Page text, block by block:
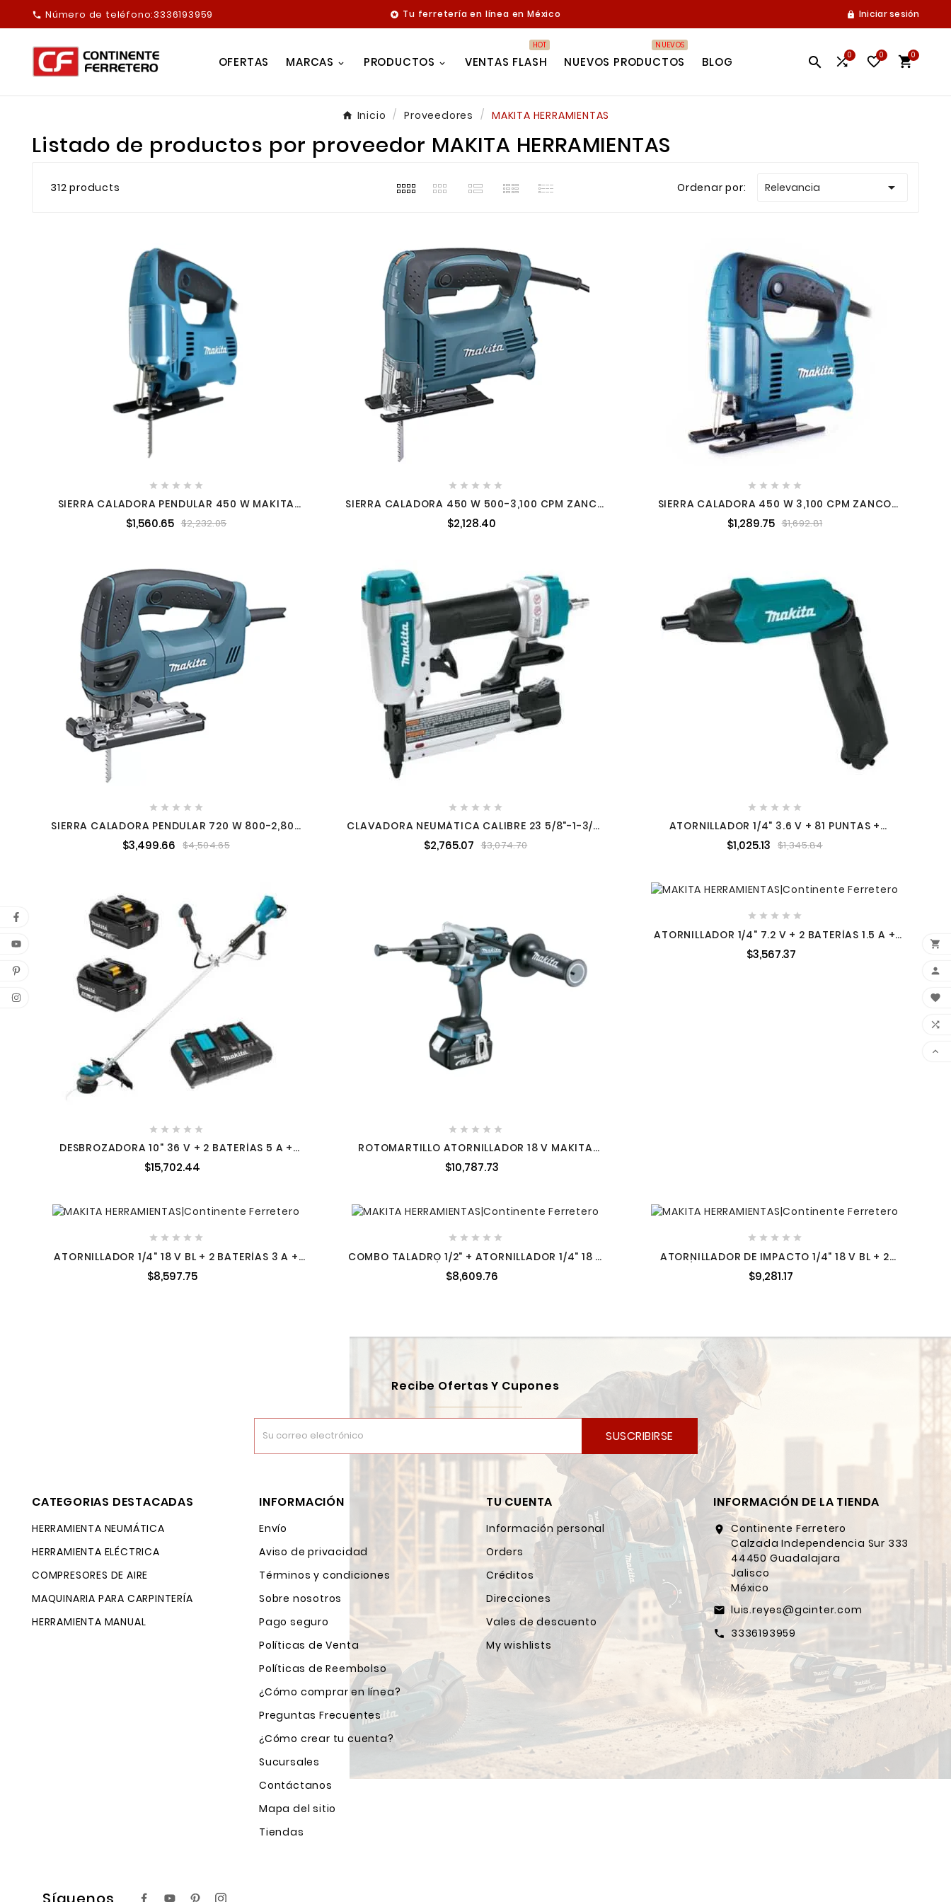
 Número de teléfono:3336193959  Tu ferretería en línea en México  Iniciar sesión
OFERTAS MARCAS PRODUCTOS VENTAS FLASH
HOT
NUEVOS PRODUCTOS
NUEVOS
BLOG  0 0 0
Inicio Proveedores MAKITA HERRAMIENTAS
Listado de productos por proveedor MAKITA HERRAMIENTAS
312 products Ordenar por: Relevancia 
    
SIERRA CALADORA PENDULAR 450 W MAKITA
$1,560.65 $2,232.05
    
SIERRA CALADORA 450 W 500-3,100 CPM ZANCO
TIPO T MAKITA 4327K
$2,128.40
    
SIERRA CALADORA 450 W 3,100 CPM ZANCO
TIPO T MAKITA 4326
$1,289.75 $1,692.81
    
SIERRA CALADORA PENDULAR 720 W 800-2,800
CPM ZANCO TIPO T MAKITA 4350FCT
$3,499.66 $4,504.65
    
CLAVADORA NEUMÁTICA CALIBRE 23 5/8"-1-3/8"
65-100 PSI + ESTUCHE MAKITA AF353
$2,765.07 $3,074.70
    
ATORNILLADOR 1/4" 3.6 V + 81 PUNTAS +
ESTUCHE MAKITA DF001DW
$1,025.13 $1,345.84
    
DESBROZADORA 10" 36 V + 2 BATERÍAS 5 A +
CARGADOR MAKDUR368APT2
$15,702.44
    
ROTOMARTILLO ATORNILLADOR 18 V MAKITA
DHP481RTJ
$10,787.73
    
ATORNILLADOR 1/4" 7.2 V + 2 BATERÍAS 1.5 A +
ESTUCHE MAKITA DF012DSE
$3,567.37
    
ATORNILLADOR 1/4" 18 V BL + 2 BATERÍAS 3 A +
CARGADOR + ESTUCHE MAKITA DFS250RFE
$8,597.75
    
COMBO TALADRO 1/2" + ATORNILLADOR 1/4" 18 V
+ 2 BATERÍAS 2 A MAKITA CX200RB
$8,609.76
    
ATORNILLADOR DE IMPACTO 1/4" 18 V BL + 2
BATERÍAS 5 A + ESTUCHE MAKITA DTD154RTE
$9,281.17
Recibe Ofertas Y Cupones
SUSCRIBIRSE
CATEGORIAS DESTACADAS
HERRAMIENTA NEUMÁTICA
HERRAMIENTA ELÉCTRICA
COMPRESORES DE AIRE
MAQUINARIA PARA CARPINTERÍA
HERRAMIENTA MANUAL
INFORMACIÓN
Envío
Aviso de privacidad
Términos y condiciones
Sobre nosotros
Pago seguro
Políticas de Venta
Políticas de Reembolso
¿Cómo comprar en línea?
Preguntas Frecuentes
¿Cómo crear tu cuenta?
Sucursales
Contáctanos
Mapa del sitio
Tiendas
TU CUENTA
Información personal
Orders
Créditos
Direcciones
Vales de descuento
My wishlists
INFORMACIÓN DE LA TIENDA
location_on Continente Ferretero
Calzada Independencia Sur 333
44450 Guadalajara
Jalisco
México
email luis.reyes@gcinter.com
call 3336193959




